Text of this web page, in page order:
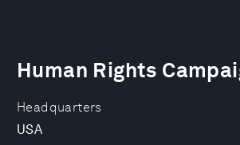
Headquarters
USA
Human Rights